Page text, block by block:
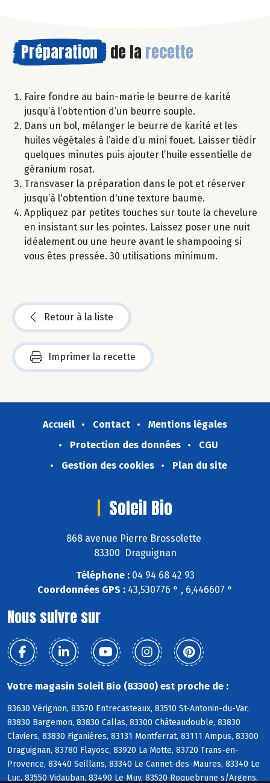
Préparation de la recette
Faire fondre au bain-marie le beurre de karité
jusqu’à l’obtention d’un beurre souple.
Dans un bol, mélanger le beurre de karité et les
huiles végétales à l’aide d’u mini fouet. Laisser tiédir
quelques minutes puis ajouter l’huile essentielle de
géranium rosat.
Transvaser la préparation dans le pot et réserver
jusqu’à l'obtention d'une texture baume.
Appliquez par petites touches sur toute la chevelure
en insistant sur les pointes. Laissez poser une nuit
idéalement ou une heure avant le shampooing si
vous êtes pressée. 30 utilisations minimum.
Retour à la liste
Imprimer la recette
Accueil Contact
Mentions légales
Protection des données
CGU
Gestion des cookies
Plan du site
Soleil Bio
868 avenue Pierre Brossolette
83300 Draguignan
Téléphone :04 94 68 42 93
Coordonnées GPS : 43,530776 ° , 6,446607 °
Nous suivre sur
Votre magasin Soleil Bio (83300) est proche de :
83630 Vérignon, 83570 Entrecasteaux, 83510 St-Antonin-du-Var,
83830 Bargemon, 83830 Callas, 83300 Châteaudouble, 83830
Claviers, 83830 Figanières, 83131 Montferrat, 83111 Ampus, 83300
Draguignan, 83780 Flayosc, 83920 La Motte, 83720 Trans-en-
Provence, 83440 Seillans, 83340 Le Cannet-des-Maures, 83340 Le
Luc, 83550 Vidauban, 83490 Le Muy, 83520 Roquebrune s/Argens,